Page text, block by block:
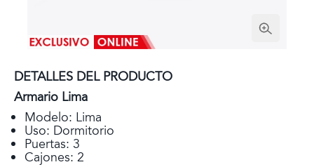
DETALLES DEL PRODUCTO
Armario Lima
Modelo: Lima
Uso: Dormitorio
Puertas: 3
Cajones: 2